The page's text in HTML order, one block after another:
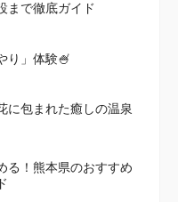
まで徹底ガイド
り」体験🍧
に包まれた癒しの温泉
る！熊本県のおすすめ